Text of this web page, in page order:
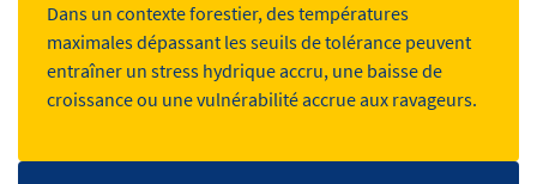
Dans un contexte forestier, des températures
maximales dépassant les seuils de tolérance peuvent
entraîner un stress hydrique accru, une baisse de
croissance ou une vulnérabilité accrue aux ravageurs.